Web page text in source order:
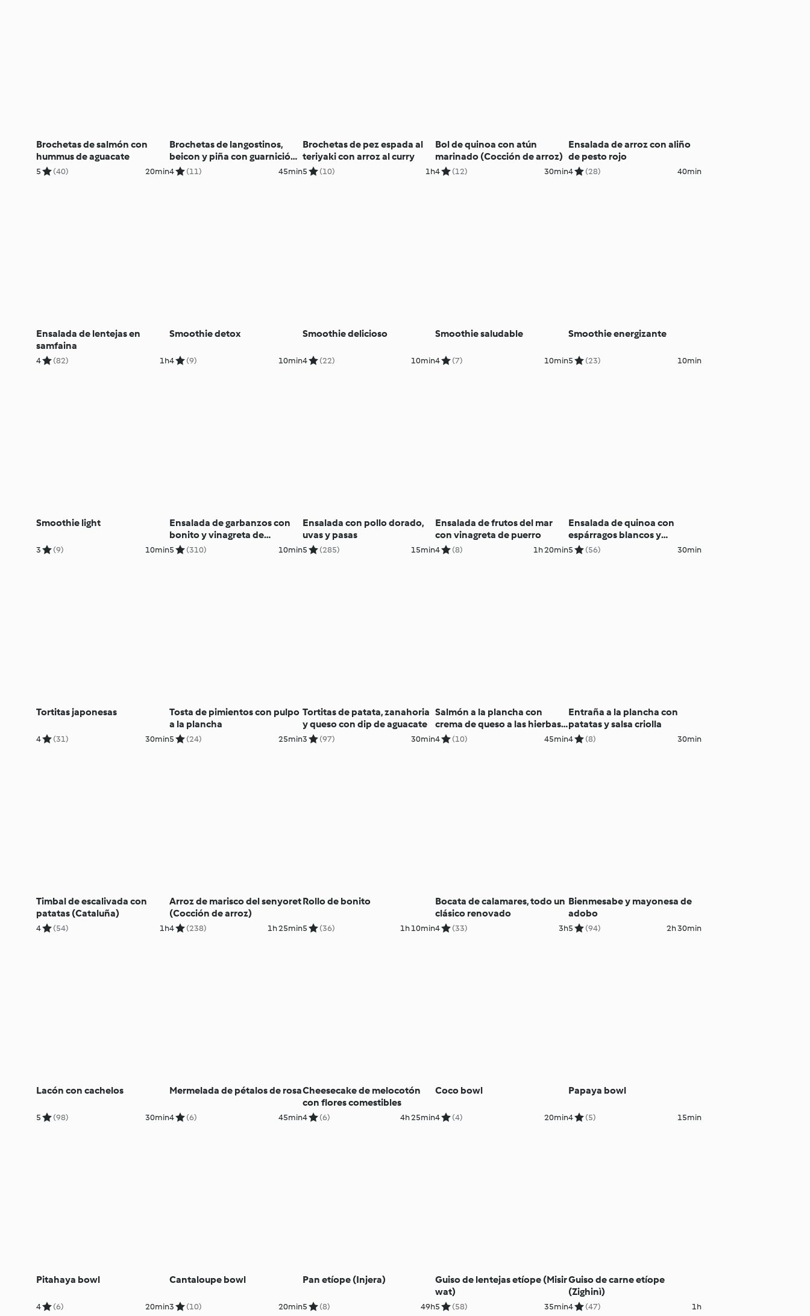
Brochetas de salmón con
hummus de aguacate
5 (40) 20min
Brochetas de langostinos,
beicon y piña con guarnición
de verduras
4 (11) 45min
Brochetas de pez espada al
teriyaki con arroz al curry
5 (10) 1h
Bol de quinoa con atún
marinado (Cocción de arroz)
4 (12) 30min
Ensalada de arroz con aliño
de pesto rojo
4 (28) 40min
Ensalada de lentejas en
samfaina
4 (82) 1h
Smoothie detox
4 (9) 10min
Smoothie delicioso
4 (22) 10min
Smoothie saludable
4 (7) 10min
Smoothie energizante
5 (23) 10min
Smoothie light
3 (9) 10min
Ensalada de garbanzos con
bonito y vinagreta de
pimiento rojo
5 (310) 10min
Ensalada con pollo dorado,
uvas y pasas
5 (285) 15min
Ensalada de frutos del mar
con vinagreta de puerro
4 (8) 1h 20min
Ensalada de quinoa con
espárragos blancos y
ventresca de atún
5 (56) 30min
Tortitas japonesas
4 (31) 30min
Tosta de pimientos con pulpo
a la plancha
5 (24) 25min
Tortitas de patata, zanahoria
y queso con dip de aguacate
3 (97) 30min
Salmón a la plancha con
crema de queso a las hierbas
y ensalada tabulé
4 (10) 45min
Entraña a la plancha con
patatas y salsa criolla
4 (8) 30min
Timbal de escalivada con
patatas (Cataluña)
4 (54) 1h
Arroz de marisco del senyoret
(Cocción de arroz)
4 (238) 1h 25min
Rollo de bonito
5 (36) 1h 10min
Bocata de calamares, todo un
clásico renovado
4 (33) 3h
Bienmesabe y mayonesa de
adobo
5 (94) 2h 30min
Lacón con cachelos
5 (98) 30min
Mermelada de pétalos de rosa
4 (6) 45min
Cheesecake de melocotón
con flores comestibles
4 (6) 4h 25min
Coco bowl
4 (4) 20min
Papaya bowl
4 (5) 15min
Pitahaya bowl
4 (6) 20min
Cantaloupe bowl
3 (10) 20min
Pan etíope (Injera)
5 (8) 49h
Guiso de lentejas etíope (Misir
wat)
5 (58) 35min
Guiso de carne etíope
(Zighinì)
4 (47) 1h